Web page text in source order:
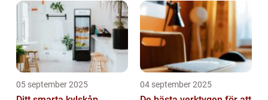
05 september 2025 04 september 2025